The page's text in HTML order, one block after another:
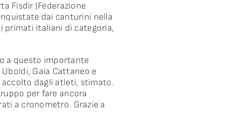
Fisdir (Federazione
dai canturini nella
primati italiani di categoria,
a questo importante
Gaia Cattaneo e
accolto dagli atleti, stimato.
per fare ancora
a cronometro. Grazie a